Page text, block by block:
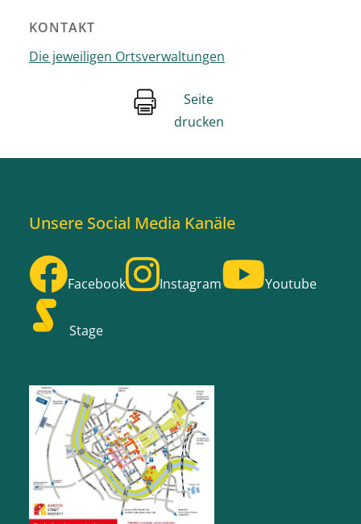
KONTAKT
Die jeweiligen Ortsverwaltungen
Seite
drucken
Unsere Social Media Kanäle
Facebook Instagram Youtube
Stage